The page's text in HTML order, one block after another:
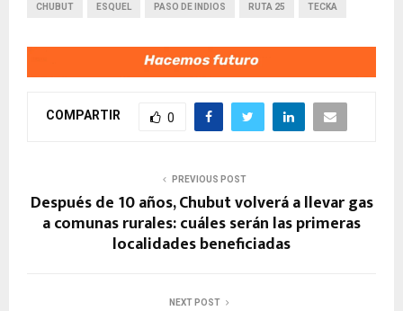
CHUBUT ESQUEL PASO DE INDIOS RUTA 25 TECKA
COMPARTIR 0
PREVIOUS POST
Después de 10 años, Chubut volverá a llevar gas
a comunas rurales: cuáles serán las primeras
localidades beneficiadas
NEXT POST